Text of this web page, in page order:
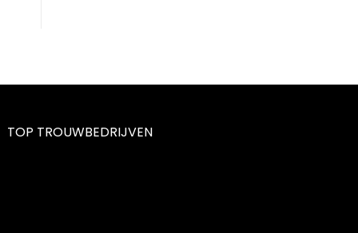
TOP TROUWBEDRIJVEN